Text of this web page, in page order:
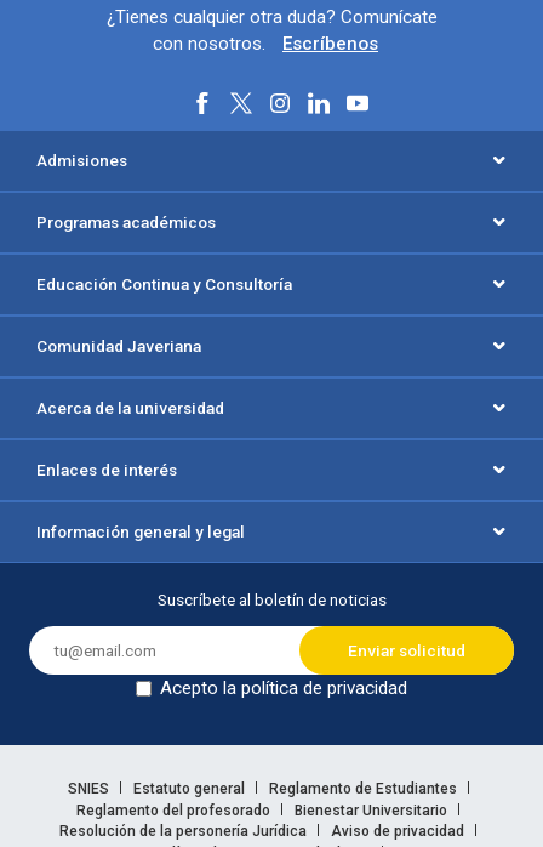
Información y redes sociales
¿Tienes cualquier otra duda? Comunícate
con nosotros.
Escríbenos
Menú principal del footer
Admisiones
Programas académicos
Educación Continua y Consultoría
Comunidad Javeriana
Acerca de la universidad
Enlaces de interés
Información general y legal
Suscríbete al boletín de noticias
Acepto la política de privacidad
Enlaces legales
SNIES Estatuto general
Reglamento de Estudiantes
Reglamento del profesorado
Bienestar Universitario
Resolución de la personería Jurídica
Aviso de privacidad